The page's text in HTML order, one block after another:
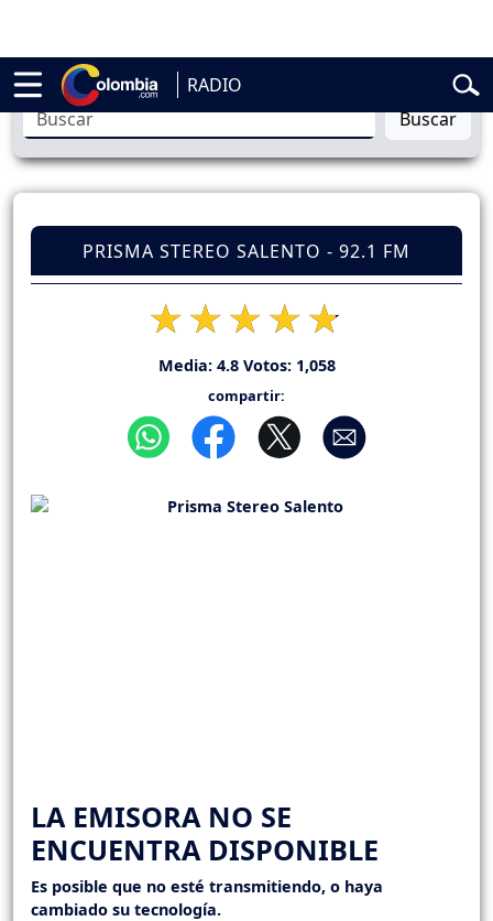
RADIO
de la Espriella Vuelta a Colombia
Buscar
PRISMA STEREO SALENTO - 92.1 FM
Media: 4.8Votos: 1,058
compartir:
LA EMISORA NO SE
ENCUENTRA DISPONIBLE
Es posible que no esté transmitiendo, o haya
cambiado su tecnología.